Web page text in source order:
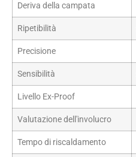
Deriva della campata
Ripetibilità
Precisione
Sensibilità
Livello Ex-Proof
Valutazione dell'involucro
Tempo di riscaldamento